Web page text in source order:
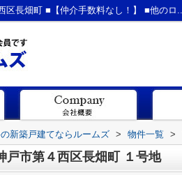
新築戸建てならルームズ > 物件一覧 >
戸市第４西区長畑町 １号地